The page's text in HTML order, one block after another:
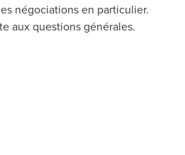
négociations en particulier.
aux questions générales.